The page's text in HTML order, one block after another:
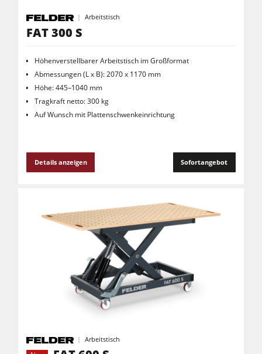
Arbeitstisch
FAT 300 S
Höhenverstellbarer Arbeitstisch im Großformat
Abmessungen (L x B): 2070 x 1170 mm
Höhe: 445–1040 mm
Tragkraft netto: 300 kg
Auf Wunsch mit Plattenschwenkeinrichtung
Details anzeigen Sofortangebot
Arbeitstisch